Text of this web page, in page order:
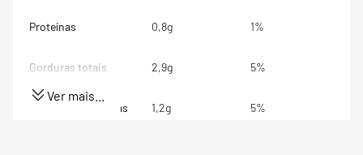
Proteínas 0,8g 1%
Gorduras totais 2,9g 5%
Gorduras Saturadas 1,2g 5%
Ver mais...